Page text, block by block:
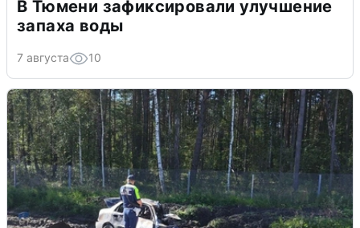
В Тюмени зафиксировали улучшение
запаха воды
7 августа 10